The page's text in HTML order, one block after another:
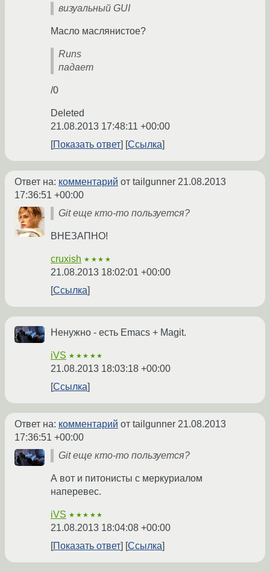
визуальный GUI
Масло маслянистое?
Runs
падает
/0
Deleted
21.08.2013 17:48:11 +00:00
Показать ответ
Ссылка
Ответ на: комментарий от tailgunner 21.08.2013
17:36:51 +00:00
Git еще кто-то пользуется?
ВНЕЗАПНО!
cruxish ★★★★
21.08.2013 18:02:01 +00:00
Ссылка
Ненужно - есть Emacs + Magit.
iVS ★★★★★
21.08.2013 18:03:18 +00:00
Ссылка
Ответ на: комментарий от tailgunner 21.08.2013
17:36:51 +00:00
Git еще кто-то пользуется?
А вот и питонисты с меркуриалом
наперевес.
iVS ★★★★★
21.08.2013 18:04:08 +00:00
Показать ответ
Ссылка